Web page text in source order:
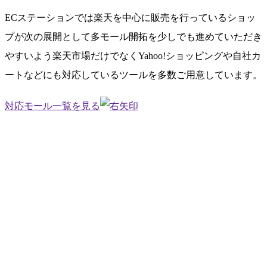
ECステーションでは楽天を中心に販売を行っているショッ
プが次の展開として多モール開拓を少しでも進めていただき
やすいよう 楽天市場だけでなくYahoo!ショッピングや自社カ
ートなどにも対応しているツールを多数ご用意しています。
対応モール一覧を見る